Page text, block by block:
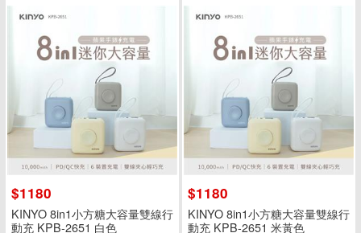
$1180
KINYO 8in1小方糖大容量雙線行
動充 KPB-2651 白色
$1180
KINYO 8in1小方糖大容量雙線行
動充 KPB-2651 米黃色